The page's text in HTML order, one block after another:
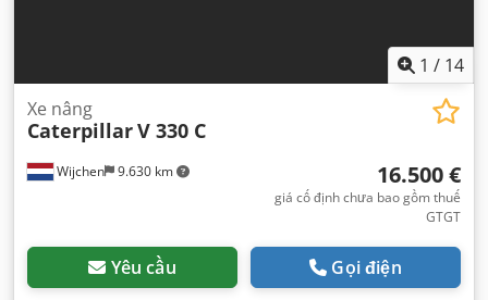
1 / 14
Wijchen 9.630 km
Xe nâng
CaterpillarV 330 C
16.500 €
giá cố định chưa bao gồm thuế
GTGT
Yêu cầu Gọi điện